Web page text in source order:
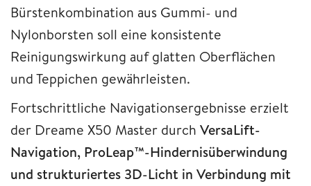
Bürstenkombination aus Gummi- und
Nylonborsten soll eine konsistente
Reinigungswirkung auf glatten Oberflächen
und Teppichen gewährleisten.
Fortschrittliche Navigationsergebnisse erzielt
der Dreame X50 Master durch VersaLift-
Navigation, ProLeap™-Hindernisüberwindung
und strukturiertes 3D-Licht in Verbindung mit